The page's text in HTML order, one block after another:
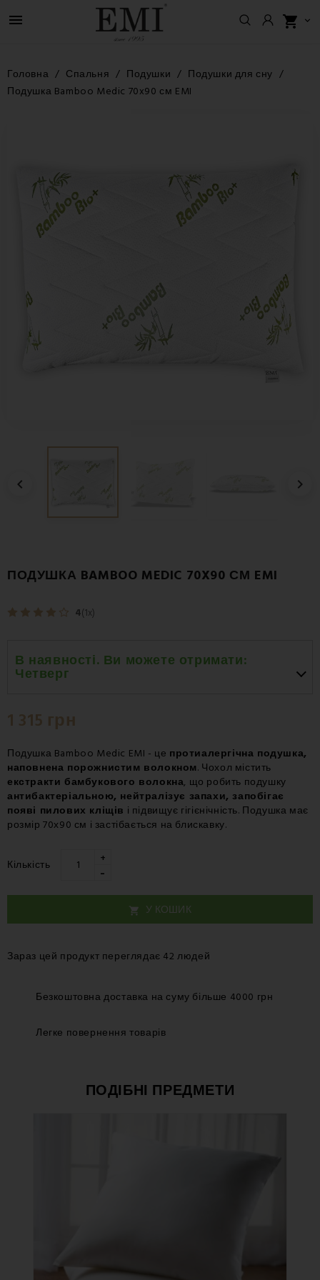
 shopping_cart 
Головна Спальня Подушки
Подушки для сну
Подушка Bamboo Medic 70x90 см EMI
 
ПОДУШКА BAMBOO MEDIC 70X90 СМ EMI
4(1x)
В наявності. Ви можете отримати:
Четверг
Четверг 20.08
1 315 грн
Подушка Bamboo Medic EMI - це протиалергічна подушка,
наповнена порожнистим волокном. Чохол містить
екстракти бамбукового волокна, що робить подушку
антибактеріальною, нейтралізує запахи, запобігає
появі пилових кліщів і підвищує гігієнічність. Подушка має
розмір 70х90 см і застібається на блискавку.
Кількість +
-
 У КОШИК
Зараз цей продукт переглядає 42 людей
Безкоштовна доставка на суму більше 4000 грн
Легке повернення товарів
ПОДІБНІ ПРЕДМЕТИ